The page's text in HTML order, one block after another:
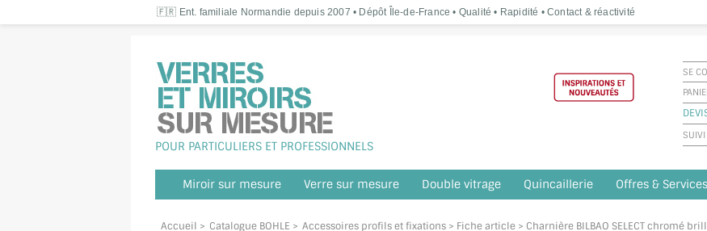
🇫🇷 Ent. familiale Normandie depuis 2007 • Dépôt Île-de-France • Qualité • Rapidité • Contact & réactivité
POUR PARTICULIERS ET PROFESSIONNELS
SE
Miroir sur mesure Verre sur mesure Double vitrage Quincaillerie Offres & Services
Accueil > Catalogue BOHLE > Accessoires profils et fixations > Fiche article > Charnière BILBAO SELECT chromé